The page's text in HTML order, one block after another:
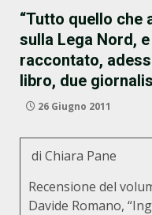
“Tutto quello che
sulla Lega Nord,
raccontato,
libro, due
26 Giugno 2011
di Chiara Pane
Recensione del
Davide Romano,